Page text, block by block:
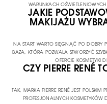
WARUNKACH
JAKIE
MAKIJAŻU
NA START WARTO SIĘGNĄĆ PO DOBRY
BAZA, KTÓRA POZWALA STWORZYĆ
OFERCIE KOSMETYKI
CZY PIERRE RENÉ
TAK, MARKA PIERRE RENÉ JEST
PROFESJONALNYCH